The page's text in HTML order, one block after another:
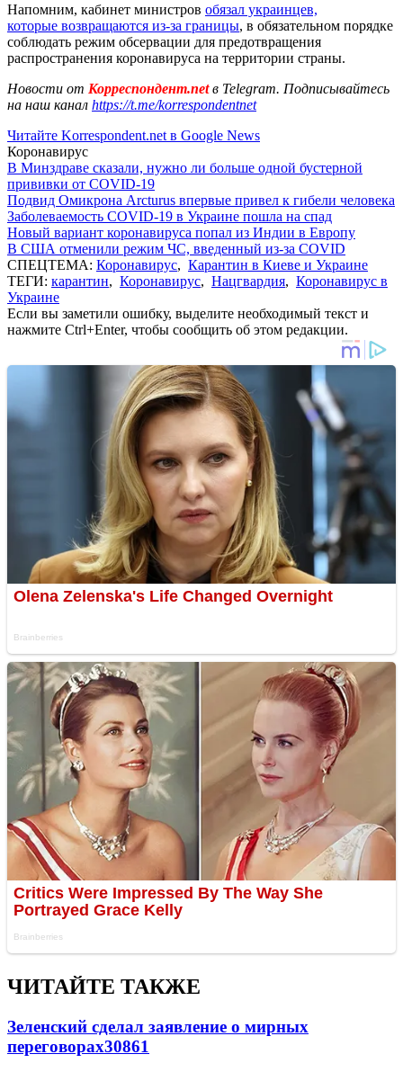
Напомним, кабинет министров обязал украинцев,
которые возвращаются из-за границы, в обязательном порядке
соблюдать режим обсервации для предотвращения
распространения коронавируса на территории страны.
Новости от Корреспондент.netв Telegram. Подписывайтесь
на наш канал https://t.me/korrespondentnet
Читайте Korrespondent.net в Google News
Коронавирус
В Минздраве сказали, нужно ли больше одной бустерной
прививки от COVID-19
Подвид Омикрона Arcturus впервые привел к гибели человека
Заболеваемость COVID-19 в Украине пошла на спад
Новый вариант коронавируса попал из Индии в Европу
В США отменили режим ЧС, введенный из-за COVID
СПЕЦТЕМА: Коронавирус, Карантин в Киеве и Украине
ТЕГИ: карантин, Коронавирус, Нацгвардия, Коронавирус в
Украине
Если вы заметили ошибку, выделите необходимый текст и
нажмите Ctrl+Enter, чтобы сообщить об этом редакции.
ЧИТАЙТЕ ТАКЖЕ
Зеленский сделал заявление о мирных
переговорах30861